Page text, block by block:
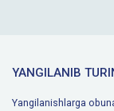
YANGILANIB
Yangilanishlarga